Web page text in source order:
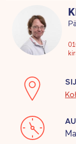
päiväkoti.
kasvattajat
sisaruksilla on
koko päivän.
sekä
elämäntapa ja